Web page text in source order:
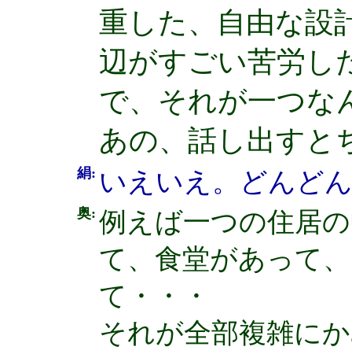
重した、自由な設
辺がすごい苦労し
で、それが一つな
あの、話し出すと
絹: いえいえ。どんど
奥: 例えば一つの住居
て、食堂があって
て・・・
それが全部複雑に